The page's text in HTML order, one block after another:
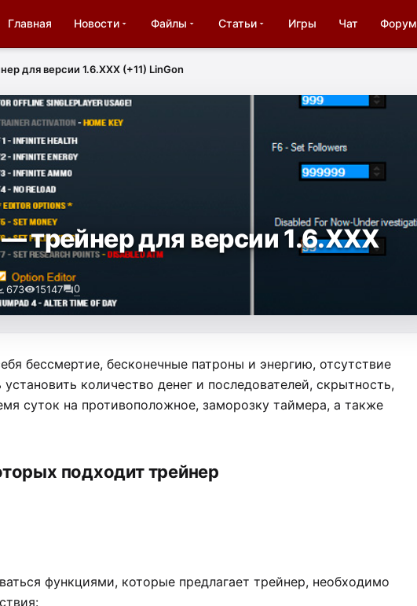
Главная Новости Файлы Статьи Игры Чат Форум
для версии 1.6.XXX (+11) LinGon
трейнер для версии 1.6.XXX
673 15147 0
бессмертие, бесконечные патроны и энергию, отсутствие
количество денег и последователей, скрытность,
суток на противоположное, заморозку таймера, а также
подходит трейнер
функциями, которые предлагает трейнер, необходимо